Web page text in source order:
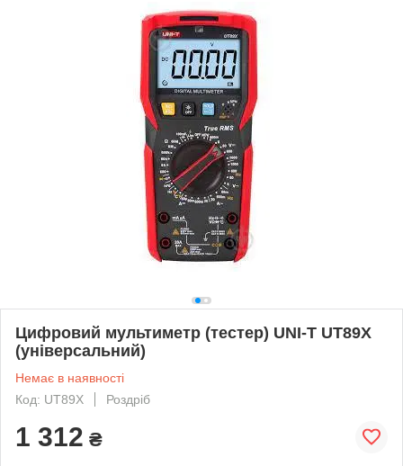
Цифровий мультиметр (тестер) UNI-T UT89X
(універсальний)
Немає в наявності
Код: UT89X
Роздріб
1 312 ₴